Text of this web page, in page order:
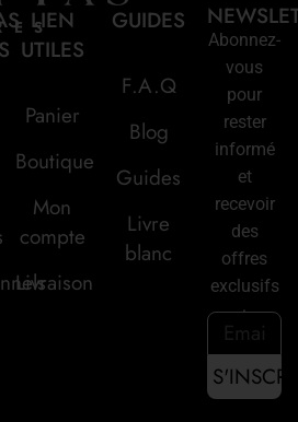
LIEN
UTILES
Panier
Boutique
Mon
compte
Livraison
GUIDES
F.A.Q
Blog
Guides
Livre
blanc
Abonnez-
vous
pour
rester
informé
et
recevoir
des
offres
exclusifs
: